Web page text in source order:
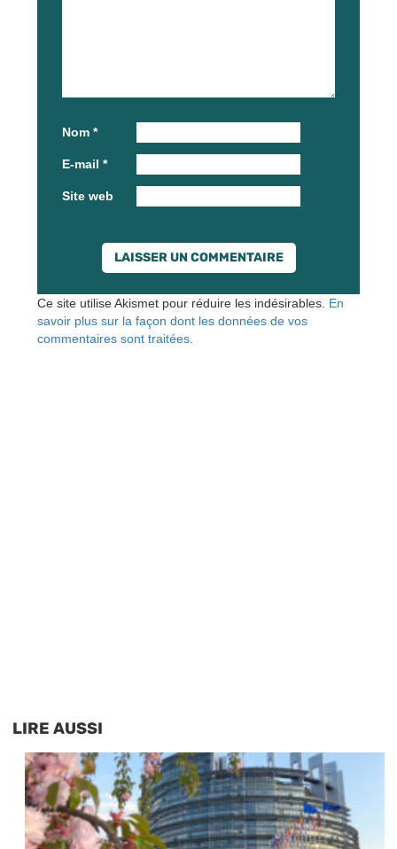
Nom *
E-mail *
Site web
Ce site utilise Akismet pour réduire les indésirables. En
savoir plus sur la façon dont les données de vos
commentaires sont traitées
LIRE AUSSI